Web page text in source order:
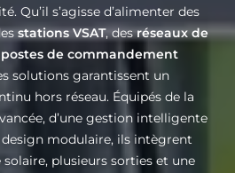
Qu’il s’agisse d’alimenter des
stations VSAT, desréseaux de
postes de commandement
solutions garantissent un
hors réseau. Équipés de la
d’une gestion intelligente
design modulaire, ils intègrent
plusieurs sorties et une